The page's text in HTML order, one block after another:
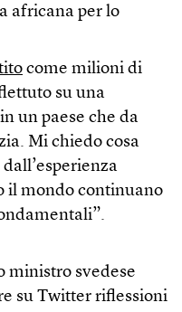
africana per lo
come milioni di
su una
un paese che da
Mi chiedo cosa
il mondo continuano
ministro svedese
su Twitter riflessioni